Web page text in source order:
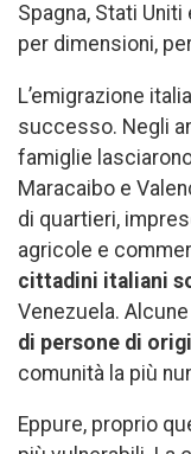
Spagna, Stati
per dimensioni,
L’emigrazione
successo. Negli
famiglie
Maracaibo e
di quartieri,
agricole e
cittadini italiani
Venezuela.
di persone di
comunità la più
Eppure, proprio